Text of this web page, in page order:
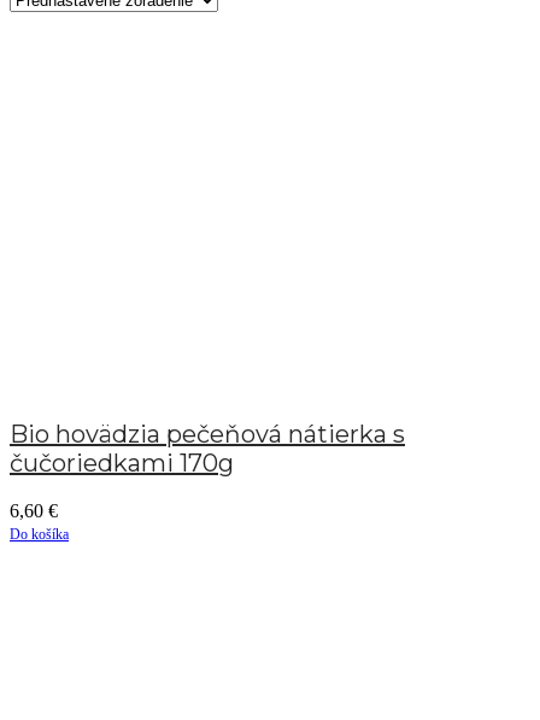
Bio hovädzia pečeňová nátierka s
čučoriedkami 170g
6,60 €
Do košíka